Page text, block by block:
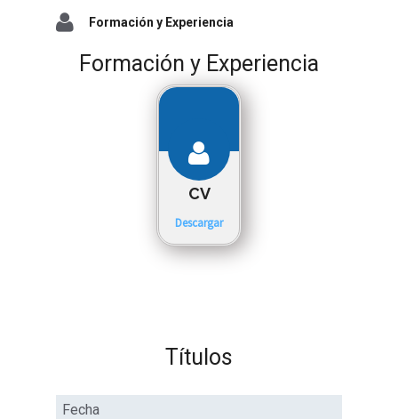
Formación y Experiencia
Formación y Experiencia
CV
Descargar
Títulos
Fecha